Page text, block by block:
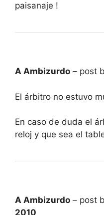
paisanaje !
A Ambizurdo – post
El árbitro no estuvo
En caso de duda el
reloj y que sea el
A Ambizurdo – post
2010